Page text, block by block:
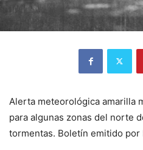
Alerta meteorológica amarilla
para algunas zonas del norte
tormentas. Boletín emitido por